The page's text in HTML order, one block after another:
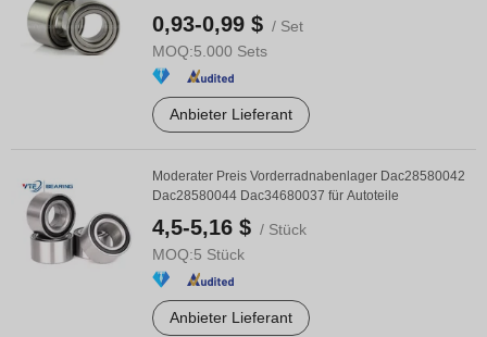
0,93-0,99 $ / Set
MOQ:5.000 Sets
Anbieter Lieferant
Moderater Preis Vorderradnabenlager Dac28580042
Dac28580044 Dac34680037 für Autoteile
4,5-5,16 $ / Stück
MOQ:5 Stück
Anbieter Lieferant